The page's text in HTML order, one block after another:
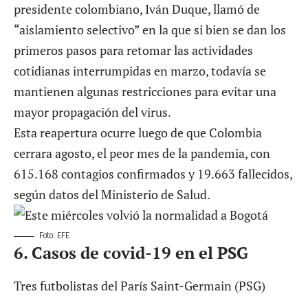
presidente colombiano, Iván Duque, llamó de
“aislamiento selectivo” en la que si bien se dan los
primeros pasos para retomar las actividades
cotidianas interrumpidas en marzo, todavía se
mantienen algunas restricciones para evitar una
mayor propagación del virus.
Esta reapertura ocurre luego de que Colombia
cerrara agosto, el peor mes de la pandemia, con
615.168 contagios confirmados y 19.663 fallecidos,
según datos del Ministerio de Salud.
Foto: EFE
6. Casos de covid-19 en el PSG
Tres futbolistas del París Saint-Germain (PSG)